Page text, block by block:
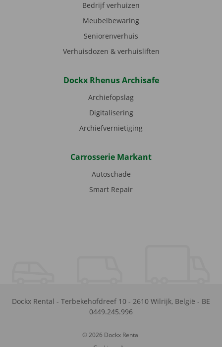
Bedrijf verhuizen
Meubelbewaring
Seniorenverhuis
Verhuisdozen & verhuisliften
Dockx Rhenus Archisafe
Archiefopslag
Digitalisering
Archiefvernietiging
Carrosserie Markant
Autoschade
Smart Repair
Dockx Rental - Terbekehofdreef 10 - 2610 Wilrijk, België - BE
0449.245.996
© 2026 Dockx Rental